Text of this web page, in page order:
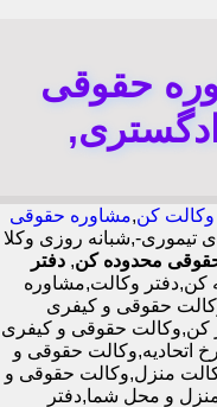
حقوقی
وکالت کن,مشاوره حقوقی
تخفیف.,-09120862254-آقای تیموری-,شبانه روزی وکلا
محدوده کن, دفتر
وکالت,مشاوره
حقوقی و کیفری
کن,وکالت حقوقی و کیفری
اتحادیه,وکالت حقوقی و
منزل,وکالت حقوقی و
و محل شما,دفتر